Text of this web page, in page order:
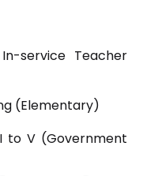
service Teacher
(Elementary)
to V (Government